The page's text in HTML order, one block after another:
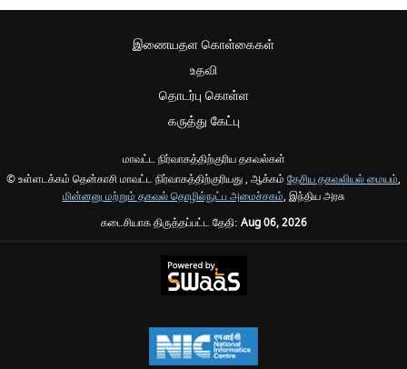
இணையதள கொள்கைகள்
உதவி
தொடர்பு கொள்ள
கருத்து கேட்பு
மாவட்ட நிர்வாகத்திற்குரிய தகவல்கள்
© உள்ளடக்கம் தென்காசி மாவட்ட நிர்வாகத்திற்குரியது , ஆக்கம் தேசிய தகவலியல் மையம்,
மின்னனு மற்றும் தகவல் தொழில்நுட்ப அமைச்சகம், இந்திய அரசு
கடைசியாக திருத்தப்பட்ட தேதி: Aug 06, 2026